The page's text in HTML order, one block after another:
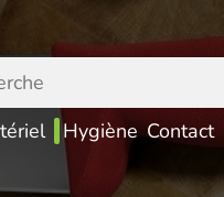
Entrer
votre
rechercheHygiène Contact